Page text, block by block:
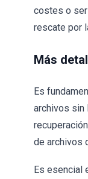
costes o ser
rescate por
Más
Es
archivos sin
de archivos
Es esencial